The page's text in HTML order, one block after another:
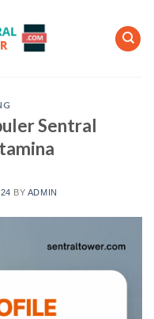
Sentral
BY ADMIN